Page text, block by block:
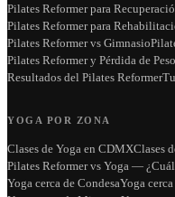
Pilates Reformer para
Pilates Reformer para
Pilates Reformer vs Gimnasio
Pilates Reformer y Pérdida de Peso
Resultados del Pilates Reformer
YOGA POR ZONA
Clases de Yoga en CDMXClases
Pilates Reformer vs Yoga —
Yoga cerca de CondesaYoga